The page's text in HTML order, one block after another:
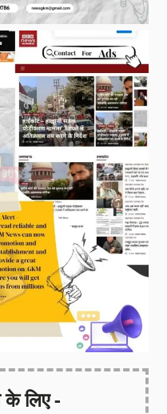
लिए -